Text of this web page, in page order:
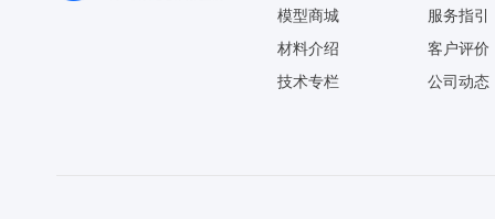
模型商城
材料介绍
技术专栏
服务指引
客户评价
公司动态